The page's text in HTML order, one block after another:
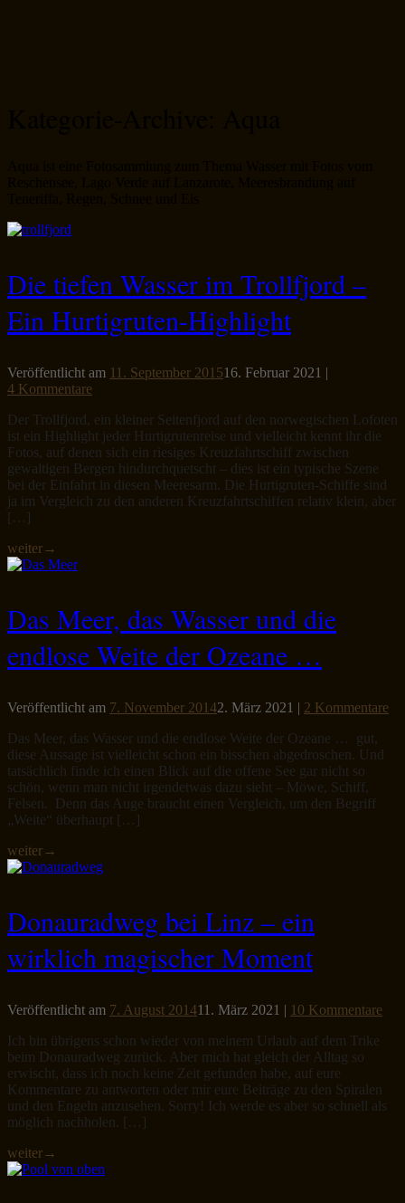
Die tiefen Wasser im Trollfjord –
Ein Hurtigruten-Highlight
Veröffentlicht am 11. September 201516. Februar 2021 |
4 Kommentare
Der Trollfjord, ein kleiner Seitenfjord auf den norwegischen Lofoten
ist ein Highlight jeder Hurtigrutenreise und vielleicht kennt ihr die
Fotos, auf denen sich ein riesiges Kreuzfahrtschiff zwischen
gewaltigen Bergen hindurchquetscht – dies ist ein typische Szene
bei der Einfahrt in diesen Meeresarm. Die Hurtigruten-Schiffe sind
ja im Vergleich zu den anderen Kreuzfahrtschiffen relativ klein, aber
[…]
weiter→
Das Meer, das Wasser und die
endlose Weite der Ozeane …
Veröffentlicht am 7. November 20142. März 2021 | 2 Kommentare
Das Meer, das Wasser und die endlose Weite der Ozeane … gut,
diese Aussage ist vielleicht schon ein bisschen abgedroschen. Und
tatsächlich finde ich einen Blick auf die offene See gar nicht so
schön, wenn man nicht irgendetwas dazu sieht – Möwe, Schiff,
Felsen. Denn das Auge braucht einen Vergleich, um den Begriff
„Weite“ überhaupt […]
weiter→
Donauradweg bei Linz – ein
wirklich magischer Moment
Veröffentlicht am 7. August 201411. März 2021 | 10 Kommentare
Ich bin übrigens schon wieder von meinem Urlaub auf dem Trike
beim Donauradweg zurück. Aber mich hat gleich der Alltag so
erwischt, dass ich noch keine Zeit gefunden habe, auf eure
Kommentare zu antworten oder mir eure Beiträge zu den Spiralen
und den Engeln anzusehen. Sorry! Ich werde es aber so schnell als
möglich nachholen. […]
weiter→